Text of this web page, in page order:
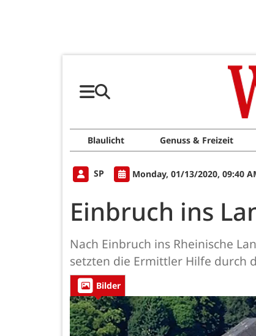
Blaulicht Genuss & Freizeit
SP Monday, 01/13/2020, 09:40
Einbruch ins
Nach Einbruch ins Rheinische
setzten die Ermittler Hilfe durch
Bilder